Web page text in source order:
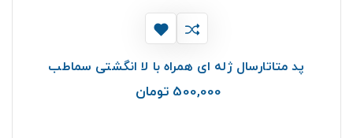
پد متاتارسال ژله ای همراه با لا انگشتی سماطب
500,000 تومان